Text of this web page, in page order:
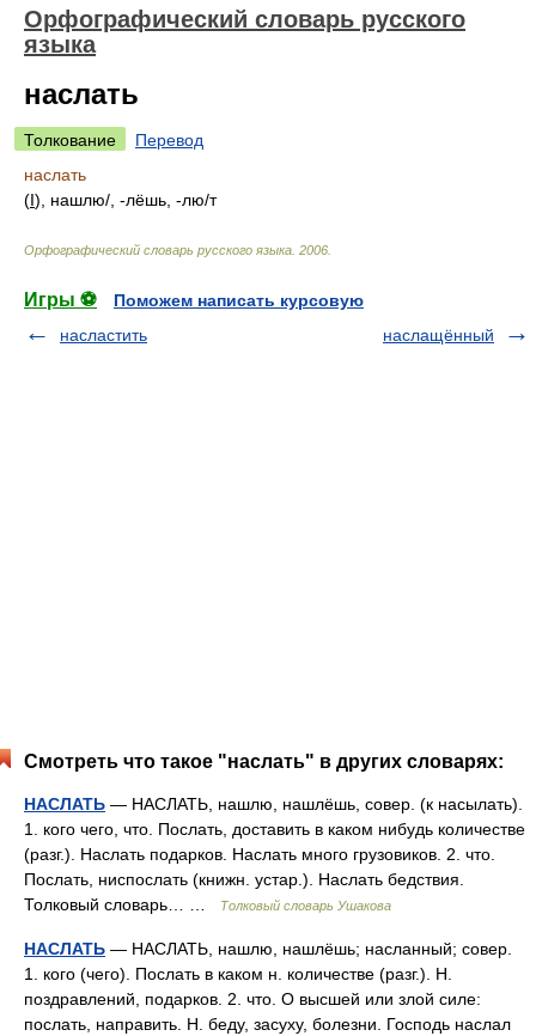
Орфографический словарь русского
языка
наслать
Толкование
Перевод
наслать
(I), нашлю/ , -лёшь, -лю/т
Орфографический словарь русского языка 2006
Игры ⚽
Поможем написать курсовую
насластить
наслащённый
Смотреть что такое "наслать" в других словарях:
НАСЛАТЬ — НАСЛАТЬ, нашлю, нашлёшь, совер. (к насылать).
1. кого чего, что. Послать, доставить в каком нибудь количестве
(разг.). Наслать подарков. Наслать много грузовиков. 2. что.
Послать, ниспослать (книжн. устар.). Наслать бедствия.
Толковый словарь… …
Толковый словарь Ушакова
НАСЛАТЬ — НАСЛАТЬ, нашлю, нашлёшь; насланный; совер.
1. кого (чего). Послать в каком н. количестве (разг.). Н.
поздравлений, подарков. 2. что. О высшей или злой силе:
послать, направить. Н. беду, засуху, болезни. Господь наслал